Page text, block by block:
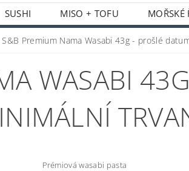
SUSHI MISO + TOFU
MOŘSKÉ
ZELENINA + HOUBY
VAŘENÍ
PRO SPORTOVCE
TRVANLIVOSTI
S&B Premium Nama Wasabi 43g - prošlé
WASABI
Prémiová wasabi pasta